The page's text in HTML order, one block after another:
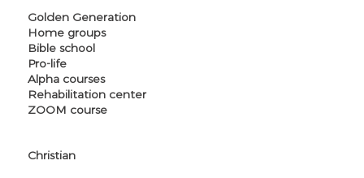
Christian
Golden Generation
Home groups
Bible school
Pro-life
Alpha courses
Rehabilitation center
ZOOM course